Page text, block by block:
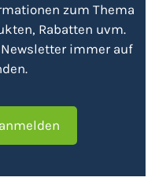
zum Thema
Rabatten uvm.
immer auf